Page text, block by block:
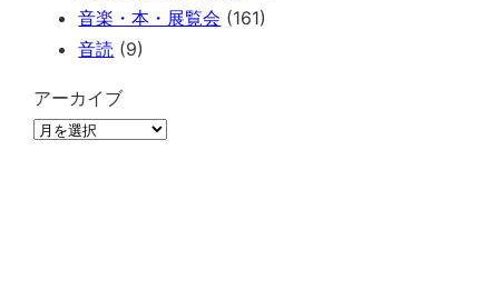
音楽・本・展覧会 (161)
音読 (9)
アーカイブ